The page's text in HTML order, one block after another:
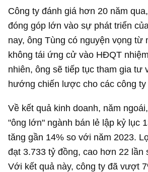
Công ty đánh giá hơn 20 năm
đóng góp lớn vào sự phát triển
nay, ông Tùng có nguyện vọng từ
không tái ứng cử vào HĐQT
nhiên, ông sẽ tiếp tục tham gia tư
hướng chiến lược cho các công ty
Về kết quả kinh doanh, năm
"ông lớn" ngành bán lẻ lập kỷ lục
tăng gần 14% so với năm 2023.
đạt 3.733 tỷ đồng, cao hơn 22 lần
Với kết quả này, công ty đã vượt